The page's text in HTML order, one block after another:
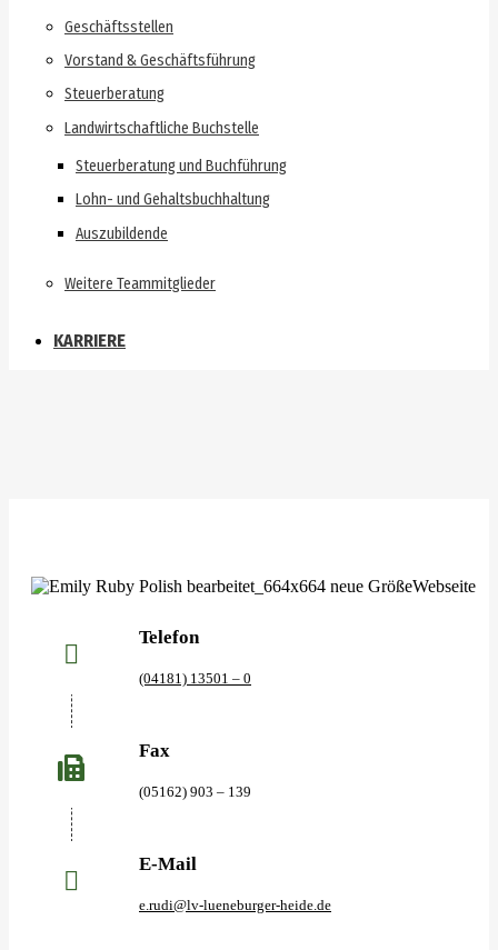
Geschäftsstellen
Vorstand & Geschäftsführung
Steuerberatung
Landwirtschaftliche Buchstelle
Steuerberatung und Buchführung
Lohn- und Gehaltsbuchhaltung
Auszubildende
Weitere Teammitglieder
KARRIERE
Telefon
(04181) 13501 – 0
Fax
(05162) 903 – 139
E-Mail
e.rudi@lv-lueneburger-heide.de